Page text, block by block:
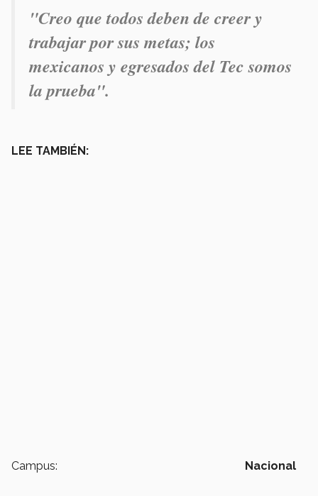
"Creo que todos deben de creer y
trabajar por sus metas; los
mexicanos y egresados del Tec somos
la prueba".
LEE TAMBIÉN:
Campus: Nacional